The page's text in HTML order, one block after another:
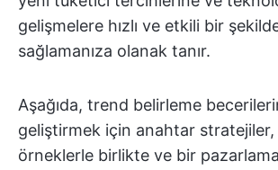
gelişmelere hızlı ve etkili bir
sağlamanıza olanak tanır.
Aşağıda, trend belirleme
geliştirmek için anahtar
örneklerle birlikte ve bir